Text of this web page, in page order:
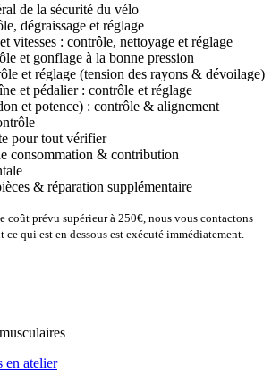
de la sécurité du vélo
dégraissage et réglage
vitesses : contrôle, nettoyage et réglage
et gonflage à la bonne pression
et réglage (tension des rayons & dévoilage)
et pédalier : contrôle et réglage
et potence) : contrôle & alignement
pour tout vérifier
consommation & contribution
& réparation supplémentaire
coût prévu supérieur à 250€, nous vous contactons
qui est en dessous est exécuté immédiatement.
en atelier